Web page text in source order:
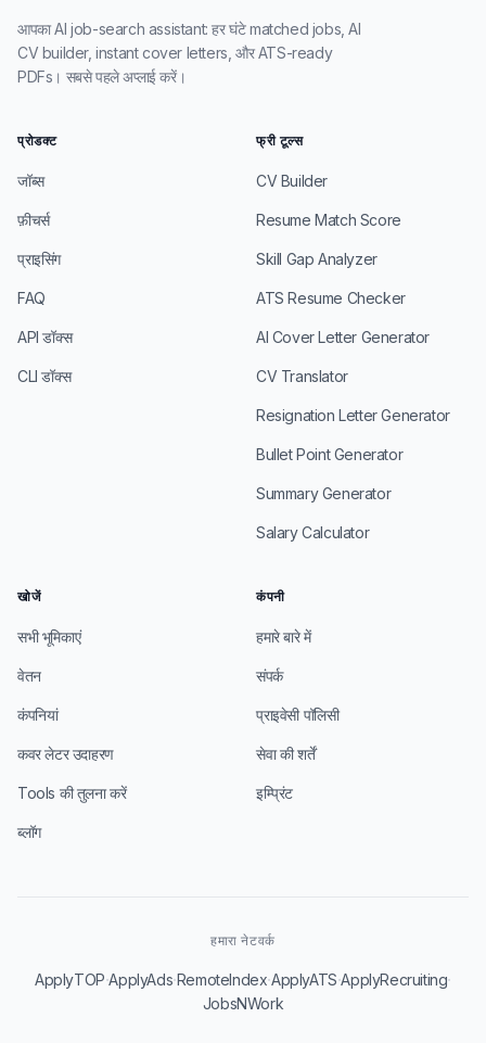
आपका AI job-search assistant: हर घंटे matched jobs, AI
CV builder, instant cover letters, और ATS-ready
PDFs। सबसे पहले अप्लाई करें।
प्रोडक्ट
जॉब्स
फ़ीचर्स
प्राइसिंग
FAQ
API डॉक्स
CLI डॉक्स
फ्री टूल्स
CV Builder
Resume Match Score
Skill Gap Analyzer
ATS Resume Checker
AI Cover Letter Generator
CV Translator
Resignation Letter Generator
Bullet Point Generator
Summary Generator
Salary Calculator
खोजें
सभी भूमिकाएं
वेतन
कंपनियां
कवर लेटर उदाहरण
Tools की तुलना करें
ब्लॉग
कंपनी
हमारे बारे में
संपर्क
प्राइवेसी पॉलिसी
सेवा की शर्तें
इम्प्रिंट
हमारा नेटवर्क
ApplyTOP·ApplyAds·RemoteIndex·ApplyATS·ApplyRecruiting·
JobsNWork